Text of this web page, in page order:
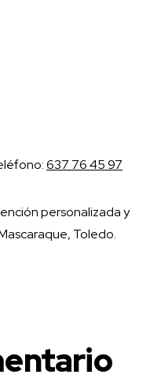
637 76 45 97
personalizada y
Toledo.